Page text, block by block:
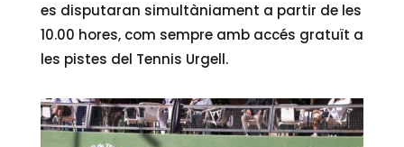
es disputaran simultàniament a partir de les
10.00 hores, com sempre amb accés gratuït a
les pistes del Tennis Urgell.